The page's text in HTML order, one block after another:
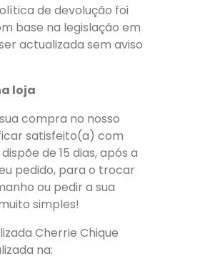
de devolução foi
base na legislação em
actualizada sem aviso
loja
compra no nosso
satisfeito(a) com
de 15 dias, após a
pedido, para o trocar
ou pedir a sua
simples!
Cherrie Chique
na: